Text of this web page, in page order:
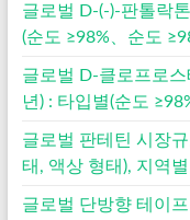
글로벌 D-(-)-판톨락
(순도 ≥98%、순도
글로벌 D-클로프로
년) : 타입별(순도
글로벌 판테틴 시장
태, 액상 형태), 지역별
글로벌 단방향 테이